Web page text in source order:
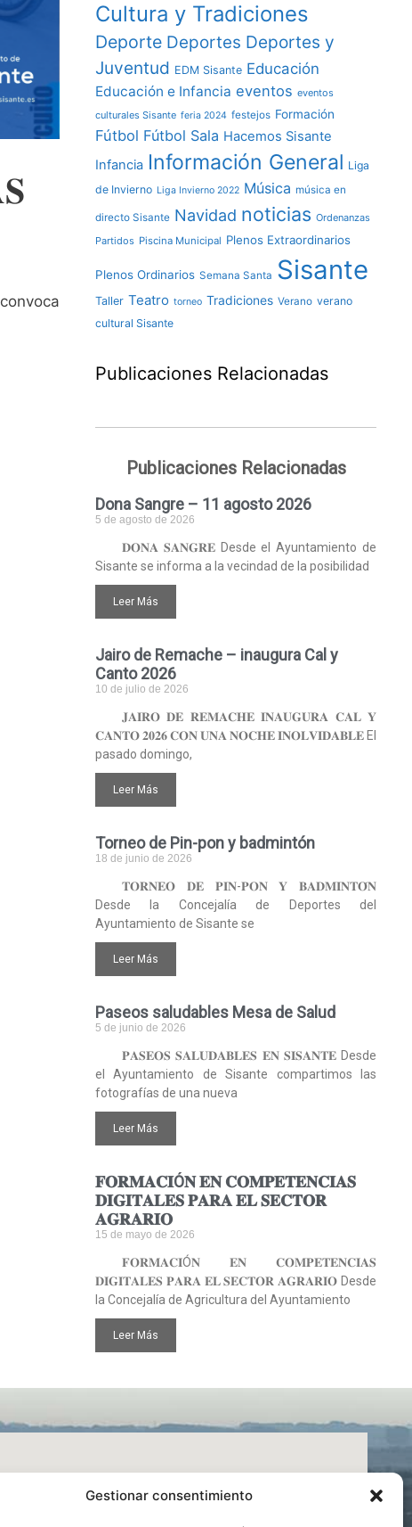
Gestionar consentimiento
Cultura y Tradiciones
Deporte Deportes Deportes y
Juventud EDM Sisante Educación
Educación e Infancia eventos eventos
culturales Sisante feria 2024 festejos Formación
Fútbol Fútbol Sala Hacemos Sisante
Infancia Información General Liga
de Invierno Liga Invierno 2022 Música música en
directo Sisante Navidad noticias Ordenanzas
Partidos Piscina Municipal Plenos Extraordinarios
Plenos Ordinarios Semana Santa Sisante
Taller Teatro torneo Tradiciones Verano verano
cultural Sisante
Publicaciones Relacionadas
Publicaciones Relacionadas
Dona Sangre – 11 agosto 2026
5 de agosto de 2026
𝐃𝐎𝐍𝐀 𝐒𝐀𝐍𝐆𝐑𝐄 Desde el Ayuntamiento de
Sisante se informa a la vecindad de la posibilidad
Leer Más
Jairo de Remache – inaugura Cal y
Canto 2026
10 de julio de 2026
𝐉𝐀𝐈𝐑𝐎 𝐃𝐄 𝐑𝐄𝐌𝐀𝐂𝐇𝐄 𝐈𝐍𝐀𝐔𝐆𝐔𝐑𝐀 𝐂𝐀𝐋 𝐘
𝐂𝐀𝐍𝐓𝐎 𝟐𝟎𝟐𝟔 𝐂𝐎𝐍 𝐔𝐍𝐀 𝐍𝐎𝐂𝐇𝐄 𝐈𝐍𝐎𝐋𝐕𝐈𝐃𝐀𝐁𝐋𝐄 El
pasado domingo,
Leer Más
Torneo de Pin-pon y badmintón
18 de junio de 2026
𝐓𝐎𝐑𝐍𝐄𝐎 𝐃𝐄 𝐏𝐈𝐍-𝐏𝐎𝐍 𝐘 𝐁𝐀𝐃𝐌𝐈𝐍𝐓𝐎́𝐍
Desde la Concejalía de Deportes del
Ayuntamiento de Sisante se
Leer Más
Paseos saludables Mesa de Salud
5 de junio de 2026
𝐏𝐀𝐒𝐄𝐎𝐒 𝐒𝐀𝐋𝐔𝐃𝐀𝐁𝐋𝐄𝐒 𝐄𝐍 𝐒𝐈𝐒𝐀𝐍𝐓𝐄 Desde
el Ayuntamiento de Sisante compartimos las
fotografías de una nueva
Leer Más
𝐅𝐎𝐑𝐌𝐀𝐂𝐈Ó𝐍 𝐄𝐍 𝐂𝐎𝐌𝐏𝐄𝐓𝐄𝐍𝐂𝐈𝐀𝐒
𝐃𝐈𝐆𝐈𝐓𝐀𝐋𝐄𝐒 𝐏𝐀𝐑𝐀 𝐄𝐋 𝐒𝐄𝐂𝐓𝐎𝐑
𝐀𝐆𝐑𝐀𝐑𝐈𝐎
15 de mayo de 2026
𝐅𝐎𝐑𝐌𝐀𝐂𝐈Ó𝐍 𝐄𝐍 𝐂𝐎𝐌𝐏𝐄𝐓𝐄𝐍𝐂𝐈𝐀𝐒
𝐃𝐈𝐆𝐈𝐓𝐀𝐋𝐄𝐒 𝐏𝐀𝐑𝐀 𝐄𝐋 𝐒𝐄𝐂𝐓𝐎𝐑 𝐀𝐆𝐑𝐀𝐑𝐈𝐎 Desde
la Concejalía de Agricultura del Ayuntamiento
Leer Más